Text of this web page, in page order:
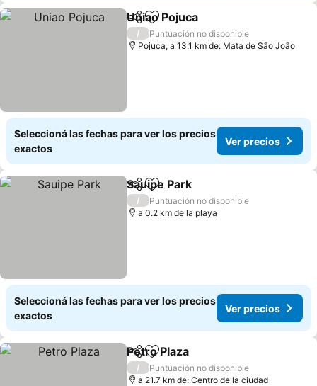
CompartirAñadir a favoritos
Uniao Pojuca
/
Puntuación no disponible
Pojuca, a 13.1 km de: Mata de São João
Seleccioná las fechas para ver los precios
exactos
Ver precios
CompartirAñadir a favoritos
Sauipe Park
/
Puntuación no disponible
a 0.2 km de la playa
Seleccioná las fechas para ver los precios
exactos
Ver precios
CompartirAñadir a favoritos
Petro Plaza
/
Puntuación no disponible
a 21.7 km de: Centro de la ciudad